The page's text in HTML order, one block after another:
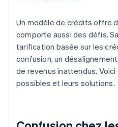
Un modèle de crédits offre
comporte aussi des défis.
tarification basée sur les
confusion, un
de revenus inattendus.
possibles et leurs solutions.